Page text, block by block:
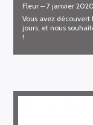
Fleur –7 janvier 2020
Vous avez
jours, et nous
!